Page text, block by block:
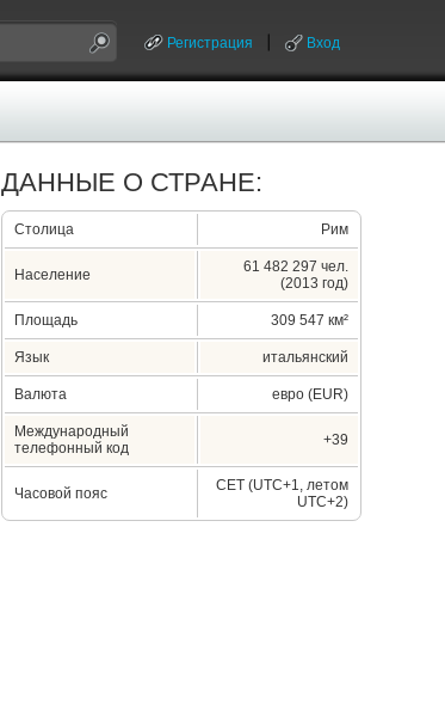
Регистрация Вход
ДАННЫЕ О СТРАНЕ:
Столица Рим
Население
61 482 297 чел.
(2013 год)
Площадь 309 547 км²
Язык итальянский
Валюта евро (EUR)
Международный
телефонный код
+39
Часовой пояс
CET (UTC+1, летом
UTC+2)